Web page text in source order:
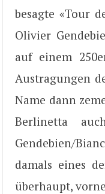
besagte «Tour
Olivier
auf einem
Austragungen
Name dann
Berlinetta
Gendebien/
damals eines
überhaupt,